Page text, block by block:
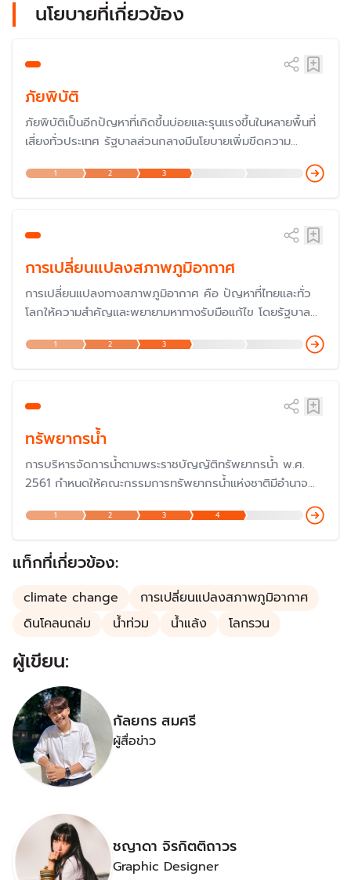
นโยบายที่เกี่ยวข้อง
ภัยพิบัติ
ภัยพิบัติเป็นอีกปัญหาที่เกิดขึ้นบ่อยและรุนแรงขึ้นในหลายพื้นที่
เสี่ยงทั่วประเทศ รัฐบาลส่วนกลางมีนโยบายเพิ่มขีดความ
เปลี่ยนแปลงสภาพภูมิอากาศ โดยรัฐบาลจะสร้างการมีส่วนร่วม
ในการรับมือกับภัยธรรมชาติโดยเฉพาะการแก้ปัญหาน้ำท่วม และ
1 2 3
การเปลี่ยนแปลงสภาพภูมิอากาศ
การเปลี่ยนแปลงทางสภาพภูมิอากาศ คือ ปัญหาที่ไทยและทั่ว
โลกให้ความสำคัญและพยายามหาทางรับมือแก้ไข โดยรัฐบาล
ประกาศสานต่อนโยบาย Carbon Neutrality (ความเป็นกลาง
ทางคาร์บอน) เพื่อให้ประเทศไทยเป็นผู้นำของอาเซียนในด้านการ
ลดการปล่อยก๊าซคาร์บอนไดออกไซด์ โดยในปี 2567 ได้เข้า
ประชาคมโลก
1 2 3
ทรัพยากรน้ำ
การบริหารจัดการน้ำตามพระราชบัญญัติทรัพยากรน้ำ พ.ศ.
2561 กำหนดให้คณะกรรมการทรัพยากรน้ำแห่งชาติมีอำนาจ
หน้าที่จัดทำนโยบายและแผนแม่บทเกี่ยวกับการบริหารทรัพยากร
น้ำในระยะ 20 ปี
1 2 3 4
แท็กที่เกี่ยวข้อง:
climate change
การเปลี่ยนแปลงสภาพภูมิอากาศ
ดินโคลนถล่ม
น้ำท่วม น้ำแล้ง โลกรวน
ผู้เขียน:
กัลยกร สมศรี
ผู้สื่อข่าว
ชญาดา จิรกิตติถาวร
Graphic Designer